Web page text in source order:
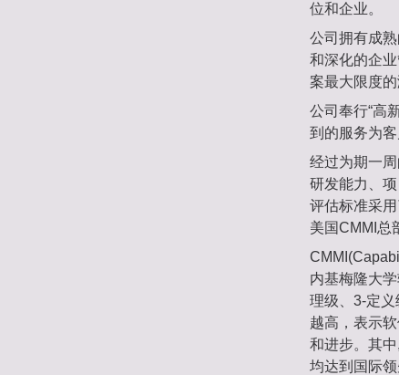
位和企业。
公司拥有成
和深化的企
案最大限度的
公司奉行“高
到的服务为
经过为期一
研发能力、
评估标准采
美国CMMI总
内基梅隆大
理级、3-定
越高，表示
和进步。其
均达到国际